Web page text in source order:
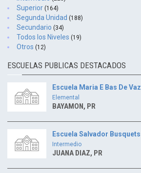
Superior (164)
Segunda Unidad (188)
Secundario (34)
Todos los Niveles (19)
Otros (12)
ESCUELAS PUBLICAS DESTACADOS
Escuela Maria E Bas De
Elemental
BAYAMON, PR
Escuela Salvador Busquets
Intermedio
JUANA DIAZ, PR